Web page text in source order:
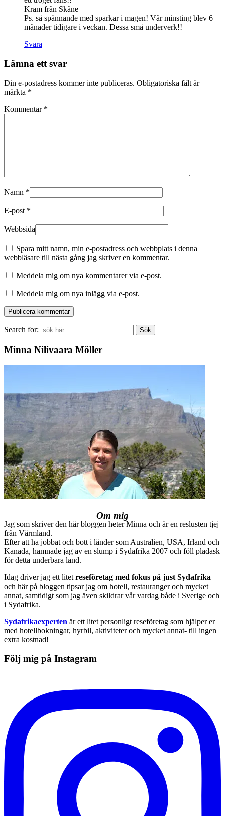
Kram från Skåne
Ps. så spännande med sparkar i magen! Vår minsting blev 6
månader tidigare i veckan. Dessa små underverk!!
Svara
Lämna ett svar
Din e-postadress kommer inte publiceras. Obligatoriska fält är
märkta *
Kommentar *
Namn *
E-post *
Webbsida
Spara mitt namn, min e-postadress och webbplats i denna
webbläsare till nästa gång jag skriver en kommentar.
Meddela mig om nya kommentarer via e-post.
Meddela mig om nya inlägg via e-post.
Search for:
Minna Nilivaara Möller
Om mig
Jag som skriver den här bloggen heter Minna och är en reslusten tjej
från Värmland.
Efter att ha jobbat och bott i länder som Australien, USA, Irland och
Kanada, hamnade jag av en slump i Sydafrika 2007 och föll pladask
för detta underbara land.
Idag driver jag ett litet reseföretag med fokus på just Sydafrika
och här på bloggen tipsar jag om hotell, restauranger och mycket
annat, samtidigt som jag även skildrar vår vardag både i Sverige och
i Sydafrika.
Sydafrikaexperten är ett litet personligt reseföretag som hjälper er
med hotellbokningar, hyrbil, aktiviteter och mycket annat- till ingen
extra kostnad!
Följ mig på Instagram